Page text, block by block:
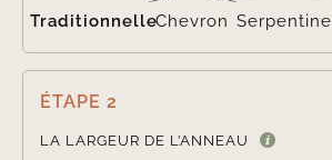
TraditionnelleChevron Serpentine
ÉTAPE 2
LA LARGEUR DE L’ANNEAU